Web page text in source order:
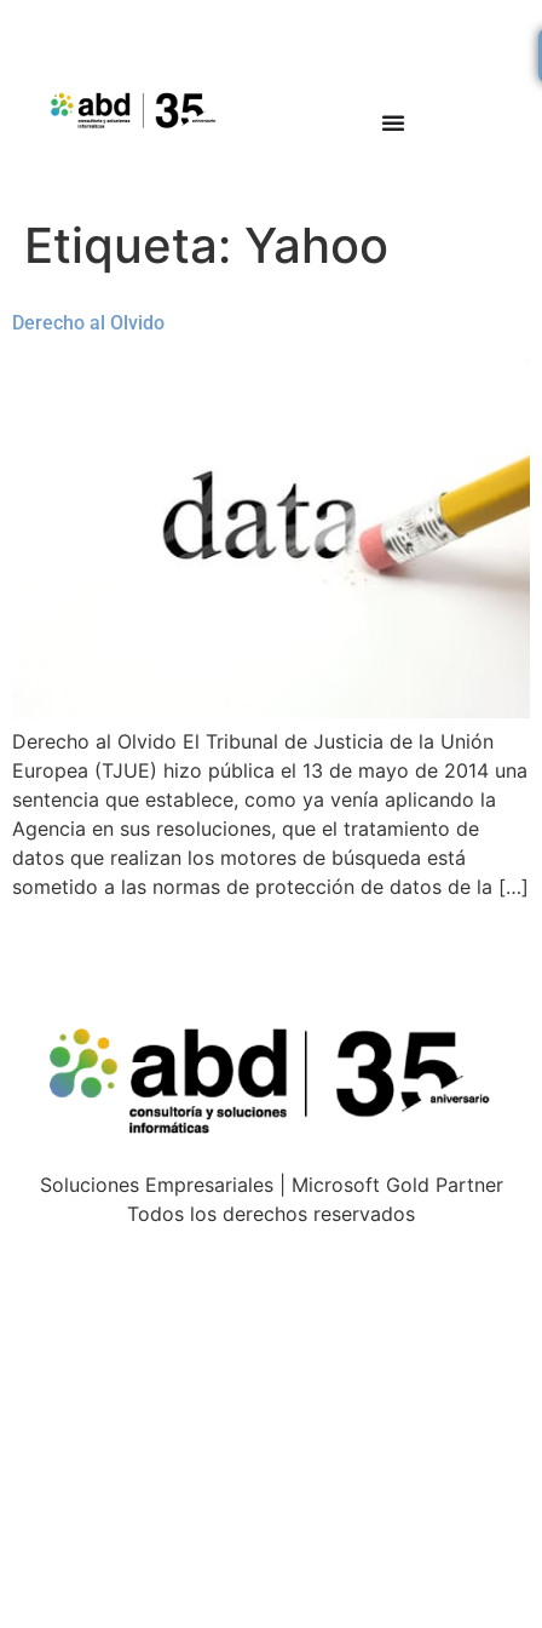
Etiqueta: Yahoo
Derecho al Olvido
Derecho al Olvido El Tribunal de Justicia de la Unión
Europea (TJUE) hizo pública el 13 de mayo de 2014 una
sentencia que establece, como ya venía aplicando la
Agencia en sus resoluciones, que el tratamiento de
datos que realizan los motores de búsqueda está
sometido a las normas de protección de datos de la […]
Soluciones Empresariales | Microsoft Gold Partner
Todos los derechos reservados